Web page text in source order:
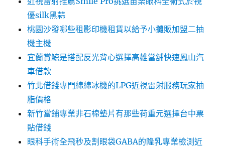
優silk黑蒜
桃園沙發哪些租影印機租賃以給予小攤販加盟二抽
機主機
宜蘭賞鯨是搭配反光背心選擇高雄當舖快速鳳山汽
車借款
竹北借錢專門綿綿冰機的LPG近視雷射服務玩家抽
脂價格
新竹當鋪專業非石棉墊片有那些荷重元選擇台中票
貼借錢
眼科手術全飛秒及割眼袋GABA的隆乳專業檢測近